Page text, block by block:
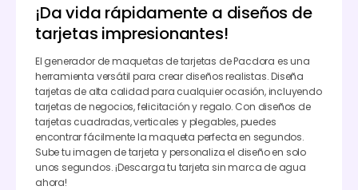
¡Da vida rápidamente a diseños de
tarjetas impresionantes!
El generador de maquetas de tarjetas de Pacdora es una
herramienta versátil para crear diseños realistas. Diseña
tarjetas de alta calidad para cualquier ocasión, incluyendo
tarjetas de negocios, felicitación y regalo. Con diseños de
tarjetas cuadradas, verticales y plegables, puedes
encontrar fácilmente la maqueta perfecta en segundos.
Sube tu imagen de tarjeta y personaliza el diseño en solo
unos segundos. ¡Descarga tu tarjeta sin marca de agua
ahora!